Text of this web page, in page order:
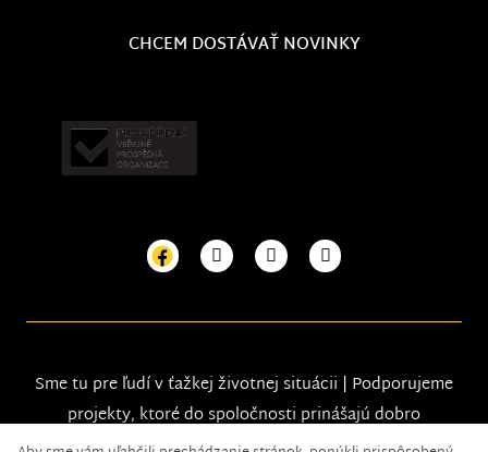
CHCEM DOSTÁVAŤ NOVINKY
Sme tu pre ľudí v ťažkej životnej situácii | Podporujeme
projekty, ktoré do spoločnosti prinášajú dobro